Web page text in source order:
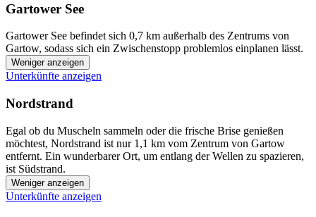
Gartower See
Gartower See befindet sich 0,7 km außerhalb des Zentrums von
Gartow, sodass sich ein Zwischenstopp problemlos einplanen lässt.
Weniger anzeigen
Unterkünfte anzeigen
Nordstrand
Egal ob du Muscheln sammeln oder die frische Brise genießen
möchtest, Nordstrand ist nur 1,1 km vom Zentrum von Gartow
entfernt. Ein wunderbarer Ort, um entlang der Wellen zu spazieren,
ist Südstrand.
Weniger anzeigen
Unterkünfte anzeigen